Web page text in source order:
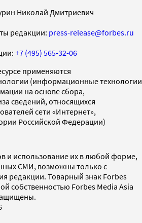
Николай Дмитриевич
редакции: press-release@forbes.ru
+7 (495) 565-32-06
применяются
(информационные технологии
на основе сбора,
сведений, относящихся
сети «Интернет»,
Российской Федерации)
и использование их в любой форме,
СМИ, возможны только с
редакции. Товарный знак Forbes
собственностью Forbes Media Asia